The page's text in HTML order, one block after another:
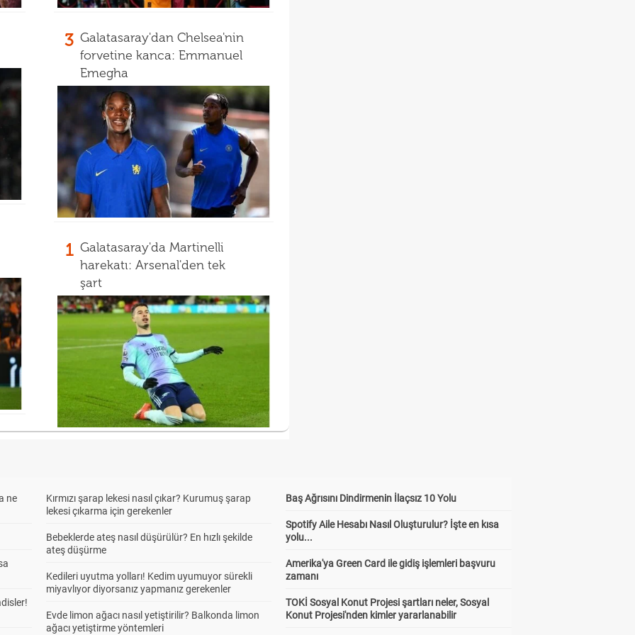
3 Galatasaray'dan Chelsea'nin
forvetine kanca: Emmanuel
Emegha
1 Galatasaray'da Martinelli
harekatı: Arsenal'den tek
şart
ne
Kırmızı şarap lekesi nasıl çıkar? Kurumuş şarap
lekesi çıkarma için gerekenler
Bebeklerde ateş nasıl düşürülür? En hızlı şekilde
ateş düşürme
Kedileri uyutma yolları! Kedim uyumuyor sürekli
miyavlıyor diyorsanız yapmanız gerekenler
Evde limon ağacı nasıl yetiştirilir? Balkonda limon
ağacı yetiştirme yöntemleri
Baş Ağrısını Dindirmenin İlaçsız 10 Yolu
Spotify Aile Hesabı Nasıl Oluşturulur? İşte en kısa
yolu...
Amerika'ya Green Card ile gidiş işlemleri başvuru
zamanı
TOKİ Sosyal Konut Projesi şartları neler, Sosyal
Konut Projesi'nden kimler yararlanabilir